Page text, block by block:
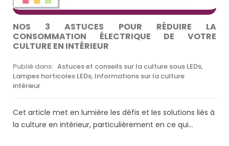
NOS 3 ASTUCES POUR RÉDUIRE LA
CONSOMMATION ÉLECTRIQUE DE VOTRE
CULTURE EN INTÉRIEUR
Publié dans: Astuces et conseils sur la culture sous LEDs,
Lampes horticoles LEDs, Informations sur la culture
intérieur
Cet article met en lumière les défis et les solutions liés à
la culture en intérieur, particulièrement en ce qui...